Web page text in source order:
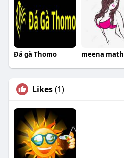
Đá gà Thomo meena
Likes(1)